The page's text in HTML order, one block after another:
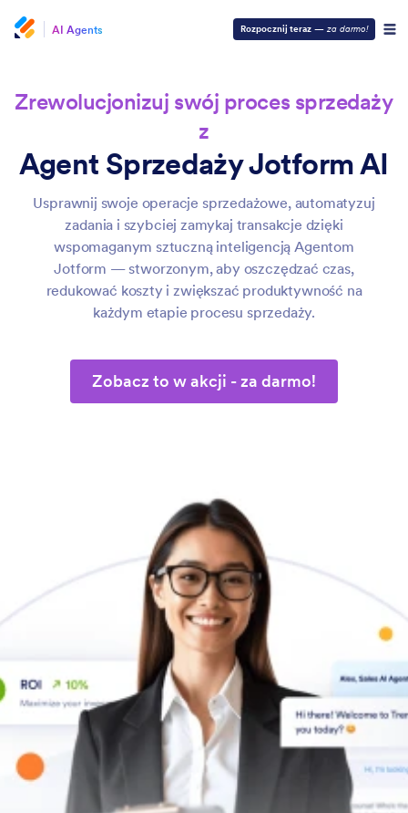
AI Agents Rozpocznij teraz — za darmo!
Zrewolucjonizuj swój proces sprzedaży
z
Agent Sprzedaży Jotform AI
Usprawnij swoje operacje sprzedażowe, automatyzuj
zadania i szybciej zamykaj transakcje dzięki
wspomaganym sztuczną inteligencją Agentom
Jotform — stworzonym, aby oszczędzać czas,
redukować koszty i zwiększać produktywność na
każdym etapie procesu sprzedaży.
Zobacz to w akcji - za darmo!